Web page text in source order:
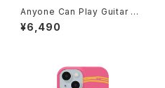
Anyone Can Play Guitar T
シャツ 1014-230221299
¥6,490